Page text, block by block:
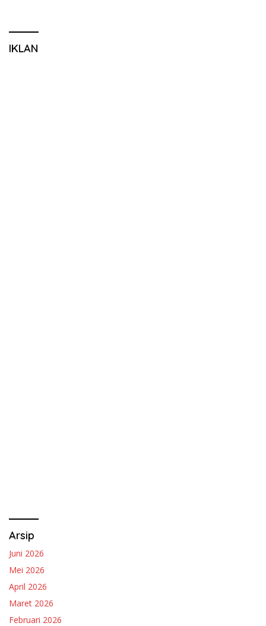
IKLAN
Arsip
Juni 2026
Mei 2026
April 2026
Maret 2026
Februari 2026